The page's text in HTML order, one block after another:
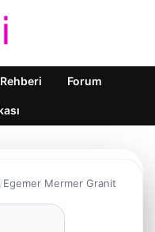
Forum
Egemer Mermer Granit